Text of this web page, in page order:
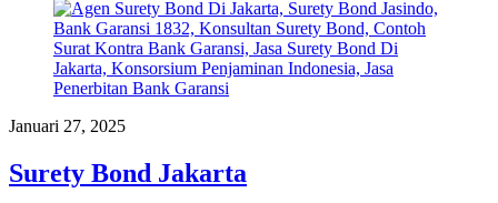
Januari 27, 2025
Surety Bond Jakarta